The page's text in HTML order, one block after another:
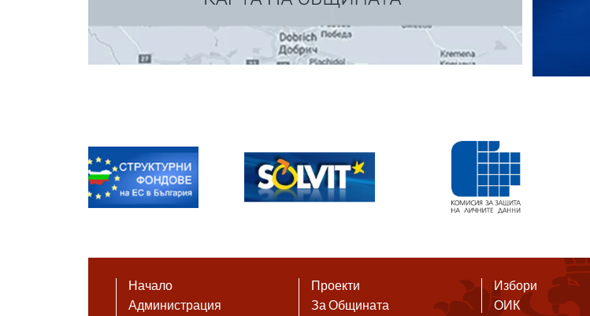
Начало
Администрация
Проекти
За Общината
Избори
ОИК